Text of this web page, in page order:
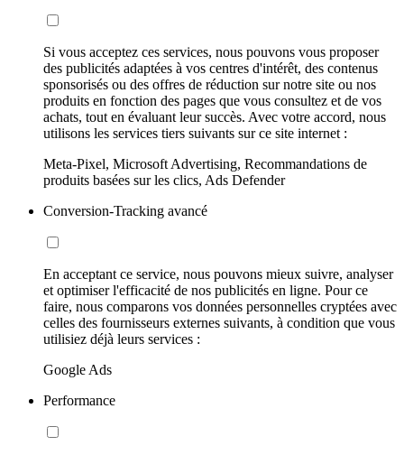
Si vous acceptez ces services, nous pouvons vous proposer
des publicités adaptées à vos centres d'intérêt, des contenus
sponsorisés ou des offres de réduction sur notre site ou nos
produits en fonction des pages que vous consultez et de vos
achats, tout en évaluant leur succès. Avec votre accord, nous
utilisons les services tiers suivants sur ce site internet :
Meta-Pixel, Microsoft Advertising, Recommandations de
produits basées sur les clics, Ads Defender
Conversion-Tracking avancé
En acceptant ce service, nous pouvons mieux suivre, analyser
et optimiser l'efficacité de nos publicités en ligne. Pour ce
faire, nous comparons vos données personnelles cryptées avec
celles des fournisseurs externes suivants, à condition que vous
utilisiez déjà leurs services :
Google Ads
Performance